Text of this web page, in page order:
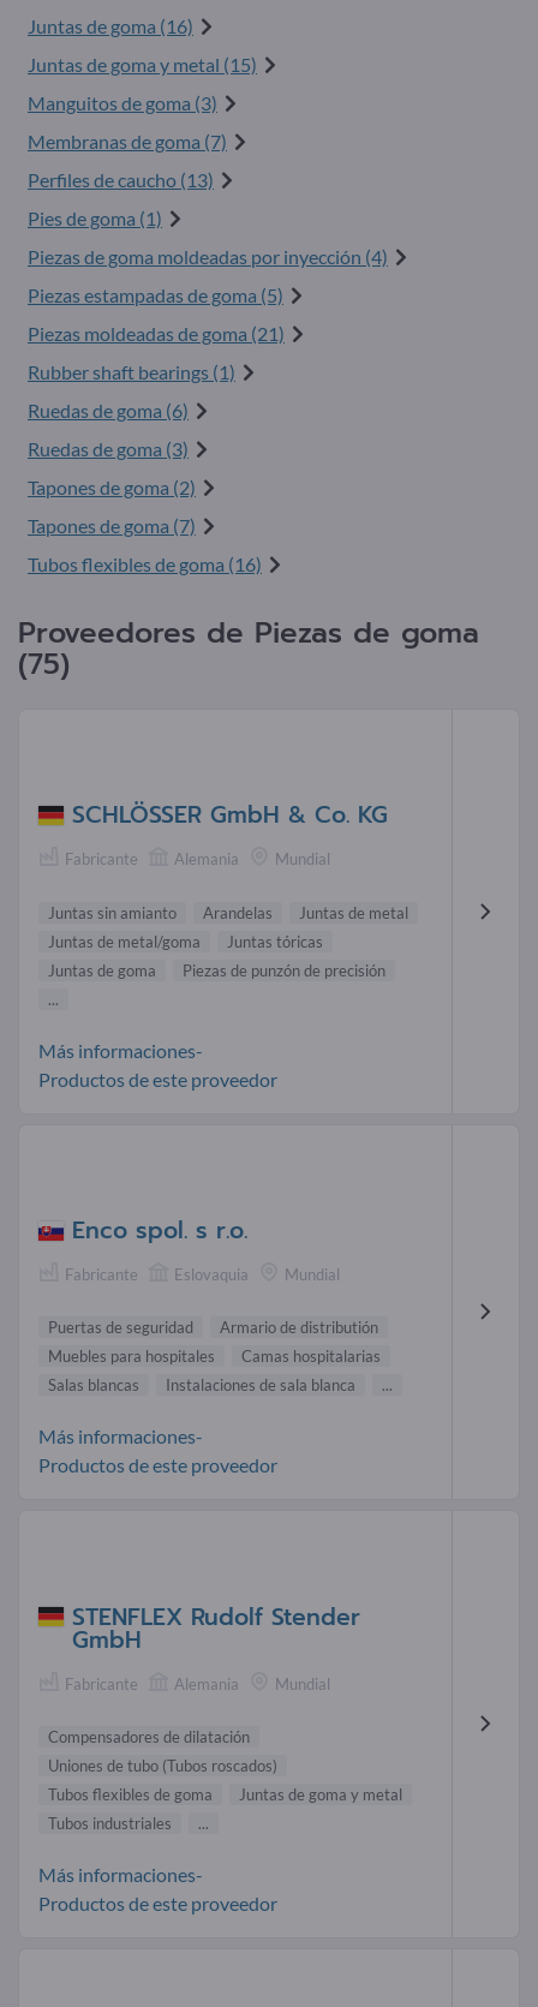
Juntas de goma (16)
Juntas de goma y metal (15)
Manguitos de goma (3)
Membranas de goma (7)
Perfiles de caucho (13)
Pies de goma (1)
Piezas de goma moldeadas por inyección (4)
Piezas estampadas de goma (5)
Piezas moldeadas de goma (21)
Rubber shaft bearings (1)
Ruedas de goma (6)
Ruedas de goma (3)
Tapones de goma (2)
Tapones de goma (7)
Tubos flexibles de goma (16)
Proveedores de Piezas de goma
(75)
SCHLÖSSER GmbH & Co. KG
Fabricante Alemania Mundial
Juntas sin amianto Arandelas
Juntas de metal
Juntas de metal/goma
Juntas tóricas
Juntas de goma
Piezas de punzón de precisión
...
Más informaciones-
Productos de este proveedor
Enco spol. s r.o.
Fabricante Eslovaquia Mundial
Puertas de seguridad
Armario de distributión
Muebles para hospitales
Camas hospitalarias
Salas blancas
Instalaciones de sala blanca ...
Más informaciones-
Productos de este proveedor
STENFLEX Rudolf Stender
GmbH
Fabricante Alemania Mundial
Compensadores de dilatación
Uniones de tubo (Tubos roscados)
Tubos flexibles de goma
Juntas de goma y metal
Tubos industriales
...
Más informaciones-
Productos de este proveedor